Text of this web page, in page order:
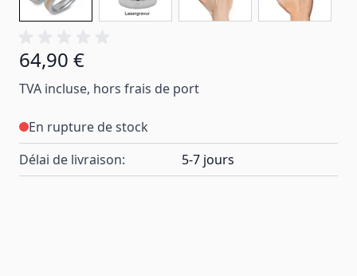
64,90 €
TVA incluse, hors frais de port
En rupture de stock
Délai de livraison:
5-7 jours